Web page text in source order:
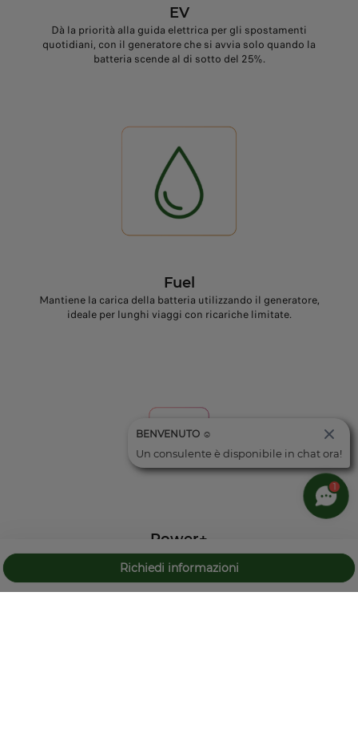
Richiedi informazioni
EV
Dà la priorità alla guida elettrica per gli spostamenti
quotidiani, con il generatore che si avvia solo quando la
batteria scende al di sotto del 25%.
Fuel
Mantiene la carica della batteria utilizzando il generatore,
ideale per lunghi viaggi con ricariche limitate.
Power+
Mantiene il generatore sempre in funzione per garantire
prestazioni elevate in condizioni difficili o con batteria
scarica.
1
BENVENUTO ☺️
Un consulente è disponibile in chat ora!